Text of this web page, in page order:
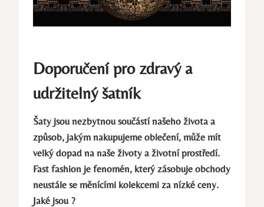
Doporučení pro zdravý a
udržitelný šatník
Šaty jsou nezbytnou součástí našeho života a
způsob, jakým nakupujeme oblečení, může mít
velký dopad na naše životy a životní prostředí.
Fast fashion je fenomén, který zásobuje obchody
neustále se měnícími kolekcemi za nízké ceny.
Jaké jsou ?